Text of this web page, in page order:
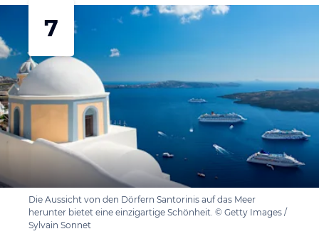
7
Die Aussicht von den Dörfern Santorinis auf das Meer
herunter bietet eine einzigartige Schönheit. © Getty Images /
Sylvain Sonnet